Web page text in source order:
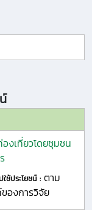
งเที่ยวโดยชุมชน
ช้ประโยชน์ : ตาม
องการวิจัย